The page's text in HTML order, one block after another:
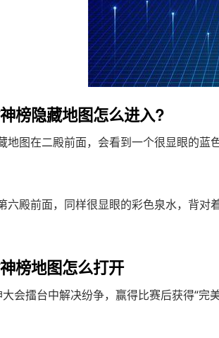
榜隐藏地图怎么进入?
地图在二殿前面，会看到一个很显眼的蓝
六殿前面，同样很显眼的彩色泉水，背对
榜地图怎么打开
会擂台中解决纷争，赢得比赛后获得“完美